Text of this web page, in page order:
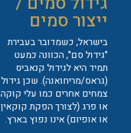
ייצור סמים
בישראל, כשמדובר בעבירת
"גידול סם", הכוונה כמעט
תמיד היא לגידול קנאביס
(גראס/מריחואנה). שכן גידול
צמחים אחרים כמו עלי קוקה
או פרג (לצורך הפקת קוקאין
או אופיום) אינו נפוץ בארץ.